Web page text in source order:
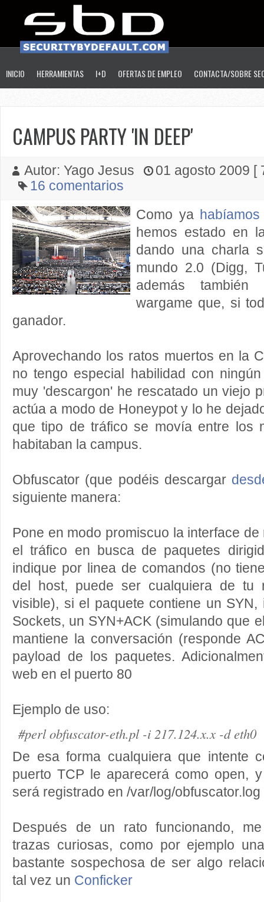
INICIO HERRAMIENTAS I+D OFERTAS DE EMPLEO CONTACTA/SOBRE
CAMPUS PARTY 'IN DEEP'
Autor: Yago Jesus
01 agosto 2009 [
16 comentarios
Como ya
hemos estado en
dando una charla
mundo 2.0 (Digg,
además
wargame que, si
ganador.
Aprovechando los ratos muertos en la
no tengo especial habilidad con
muy 'descargon' he rescatado un viejo
actúa a modo de Honeypot y lo he
que tipo de tráfico se movía entre los
habitaban la campus.
Obfuscator (que podéis descargar
siguiente manera:
Pone en modo promiscuo la interface
el tráfico en busca de paquetes
indique por linea de comandos (no
del host, puede ser cualquiera de tu
visible), si el paquete contiene un SYN,
Sockets, un SYN+ACK (simulando que
mantiene la conversación (responde
payload de los paquetes.
web en el puerto 80
Ejemplo de uso:
#perl obfuscator-eth.pl -i 217.124.x.x -d eth0
De esa forma cualquiera que intente
puerto TCP le aparecerá como open,
será registrado en /var/log/obfuscator.log
Después de un rato funcionando,
trazas curiosas, como por ejemplo
bastante sospechosa de ser algo
tal vez un Conficker